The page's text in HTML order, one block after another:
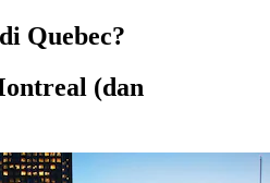
Quebec?
(dan